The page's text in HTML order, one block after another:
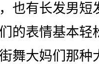
也有长发男短
的表情基本轻
舞大妈们那种